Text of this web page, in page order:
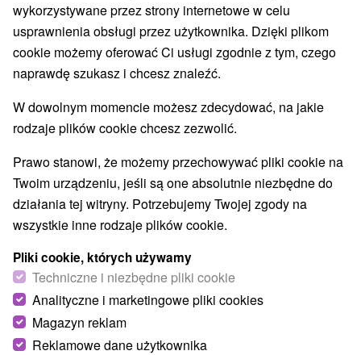
Wybierz lokalizację lub datę
Najlepiej sprzedające
Wsie i miasta
Bojnice(3) Ráztočno (2)
WSZYSTKO TOP - BESTSELLERY
wykorzystywane przez strony internetowe w celu
usprawnienia obsługi przez użytkownika. Dzięki plikom
cookie możemy oferować Ci usługi zgodnie z tym, czego
naprawdę szukasz i chcesz znaleźć.
W dowolnym momencie możesz zdecydować, na jakie
rodzaje plików cookie chcesz zezwolić.
Prawo stanowi, że możemy przechowywać pliki cookie na
Twoim urządzeniu, jeśli są one absolutnie niezbędne do
działania tej witryny. Potrzebujemy Twojej zgody na
wszystkie inne rodzaje plików cookie.
Pliki cookie, których używamy
Techniczne i niezbędne pliki cookie
Analityczne i marketingowe pliki cookies
Magazyn reklam
Reklamowe dane użytkownika